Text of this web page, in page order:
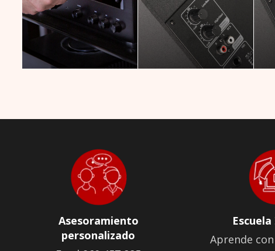
Asesoramiento
personalizado
Aprende